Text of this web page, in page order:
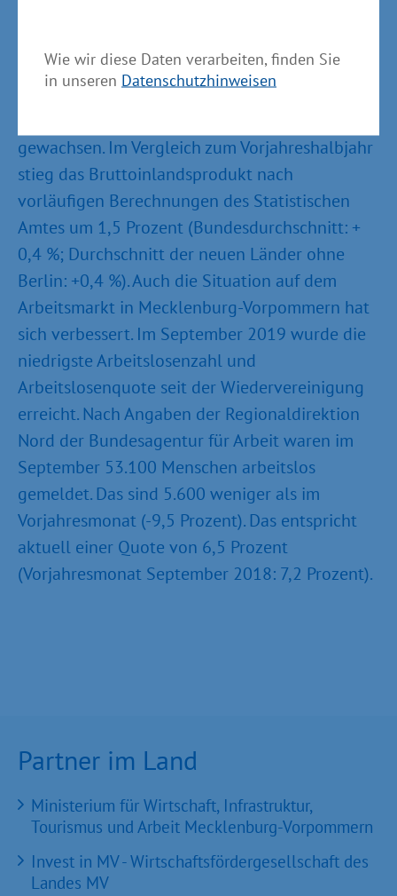
Wie wir diese Daten verarbeiten, finden Sie
in unseren Datenschutzhinweisen
Im ersten Halbjahr 2019 ist die
Wirtschaftsleistung (Bruttoinlandsprodukt/BIP)
gewachsen. Im Vergleich zum Vorjahreshalbjahr
stieg das Bruttoinlandsprodukt nach
vorläufigen Berechnungen des Statistischen
Amtes um 1,5 Prozent (Bundesdurchschnitt: +
0,4 %; Durchschnitt der neuen Länder ohne
Berlin: +0,4 %). Auch die Situation auf dem
Arbeitsmarkt in Mecklenburg-Vorpommern hat
sich verbessert. Im September 2019 wurde die
niedrigste Arbeitslosenzahl und
Arbeitslosenquote seit der Wiedervereinigung
erreicht. Nach Angaben der Regionaldirektion
Nord der Bundesagentur für Arbeit waren im
September 53.100 Menschen arbeitslos
gemeldet. Das sind 5.600 weniger als im
Vorjahresmonat (-9,5 Prozent). Das entspricht
aktuell einer Quote von 6,5 Prozent
(Vorjahresmonat September 2018: 7,2 Prozent).
Partner im Land
Ministerium für Wirtschaft, Infrastruktur,
Tourismus und Arbeit Mecklenburg-Vorpommern
Invest in MV - Wirtschaftsfördergesellschaft des
Landes MV